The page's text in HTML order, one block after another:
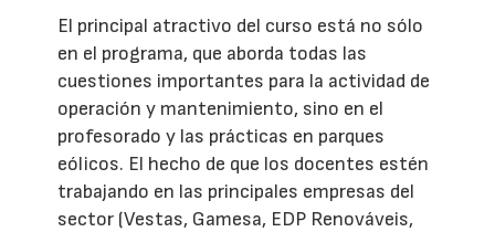
El principal atractivo del curso está no sólo
en el programa, que aborda todas las
cuestiones importantes para la actividad de
operación y mantenimiento, sino en el
profesorado y las prácticas en parques
eólicos. El hecho de que los docentes estén
trabajando en las principales empresas del
sector (Vestas, Gamesa, EDP Renováveis,